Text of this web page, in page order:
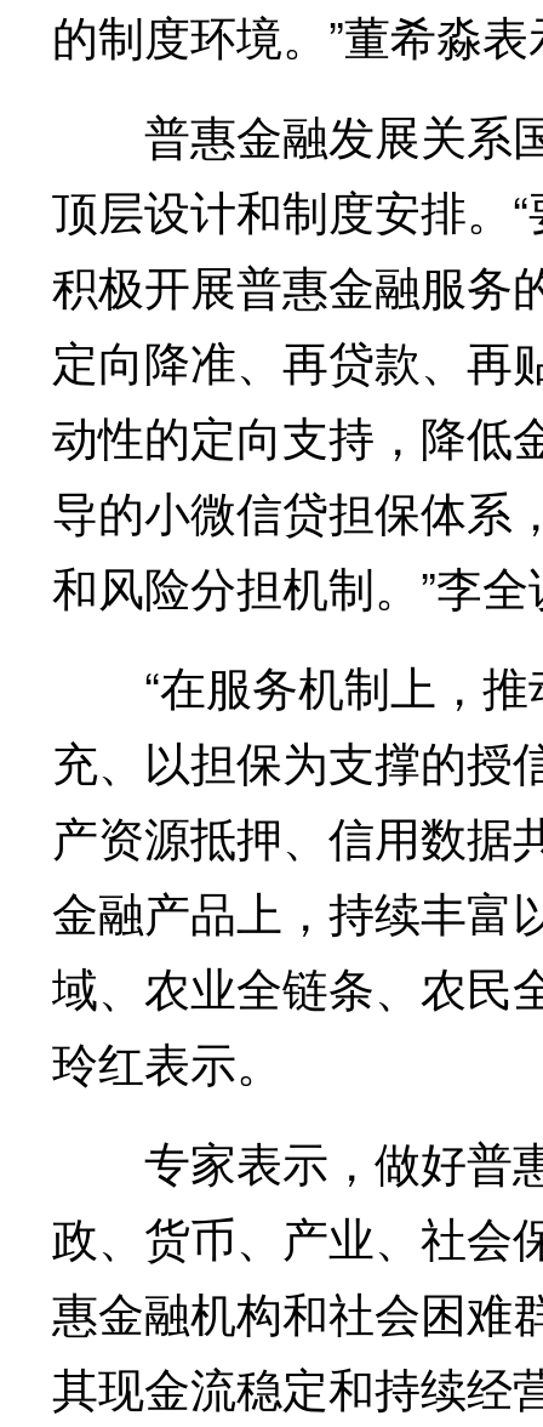
的制度环境。”董希淼
普惠金融发展关系
顶层设计和制度安排。
积极开展普惠金融服务
定向降准、再贷款、再
动性的定向支持，降低
导的小微信贷担保体系
和风险分担机制。”李
“在服务机制上，推
充、以担保为支撑的授
产资源抵押、信用数据
金融产品上，持续丰富
域、农业全链条、农民
玲红表示。
专家表示，做好普
政、货币、产业、社会
惠金融机构和社会困难
其现金流稳定和持续经